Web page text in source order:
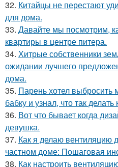
32. Китайцы не перестают
для дома.
33. Давайте мы посмотрим,
квартиры в центре питера.
34. Хитрые собственники
ожидании лучшего
дома.
35. Парень хотел выбросить
бабку и узнал, что так делать
36. Вот что бывает когда
девушка.
37. Как я делаю вентиляцию
частном доме: Пошаговая
38. Как настроить